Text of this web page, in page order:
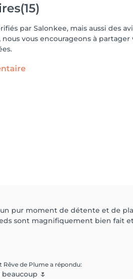
(15)
par Salonkee, mais aussi des
nous vous encourageons à
pur moment de détente et de
sont magnifiquement bien fait
Rêve de Plume a répondu:
🌷